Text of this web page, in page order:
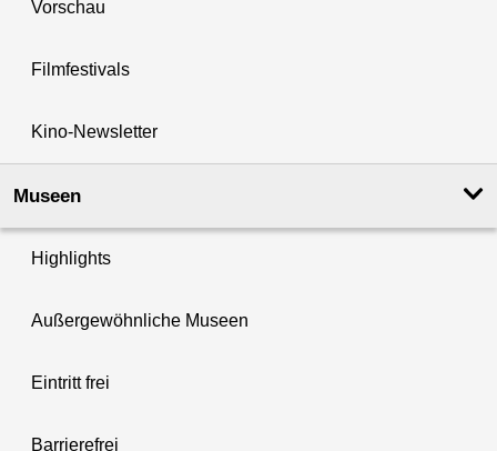
Vorschau
Filmfestivals
Kino-Newsletter
Museen
Highlights
Außergewöhnliche Museen
Eintritt frei
Barrierefrei